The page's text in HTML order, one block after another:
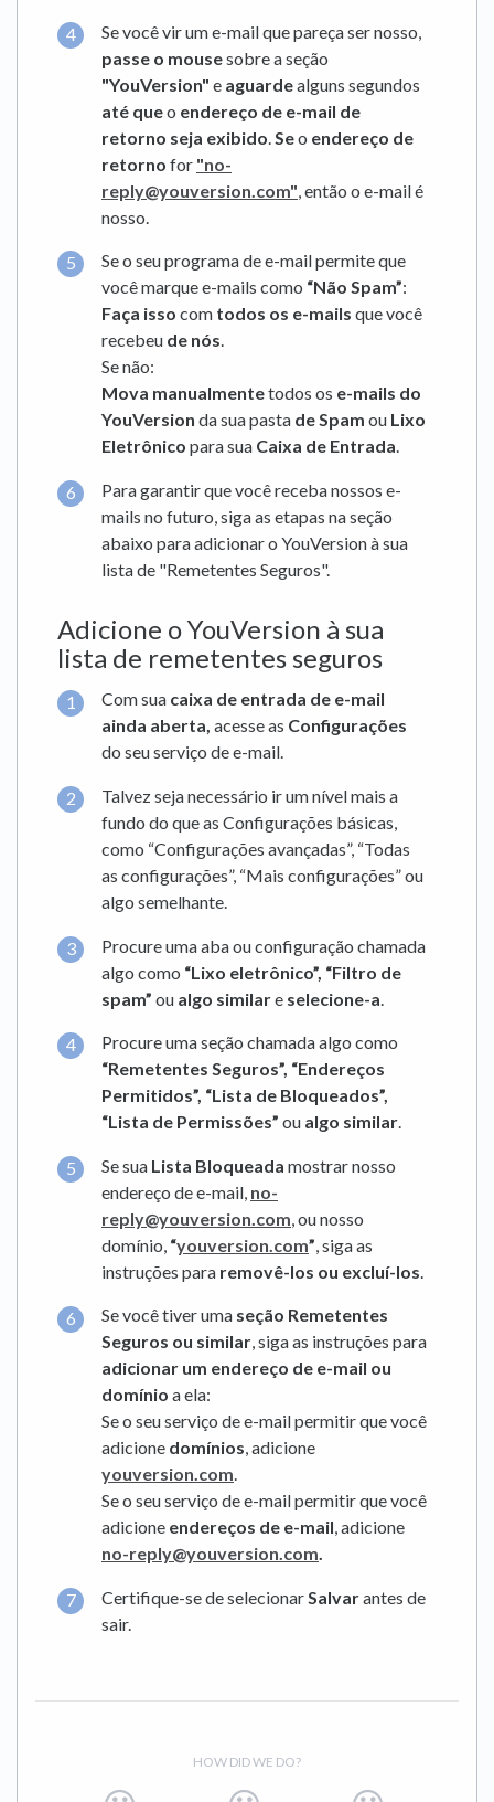
Se você vir um e-mail que pareça ser nosso,
passe o mousesobre a seção
"YouVersion" e aguardealguns segundos
até queo endereço de e-mail de
retorno seja exibido Seo endereço de
retorno for "no-
reply@youversion.com" , então o e-mail é
nosso.
Se o seu programa de e-mail permite que
você marque e-mails como “Não Spam”:
Faça isso com todos os e-mails que você
recebeu de nós.
Se não:
Mova manualmentetodos os e-mails do
YouVersion da sua pasta de Spam ou Lixo
Eletrônico para sua Caixa de Entrada.
Para garantir que você receba nossos e-
mails no futuro, siga as etapas na seção
abaixo para adicionar o YouVersion à sua
lista de "Remetentes Seguros".
Adicione o YouVersion à sua
lista de remetentes seguros
Com sua caixa de entrada de e-mail
ainda aberta, acesse as Configurações
do seu serviço de e-mail.
Talvez seja necessário ir um nível mais a
fundo do que as Configurações básicas,
como “Configurações avançadas”, “Todas
as configurações”, “Mais configurações” ou
algo semelhante.
Procure uma aba ou configuração chamada
algo como “Lixo eletrônico”, “Filtro de
spam” ou algo similare selecione-a
Procure uma seção chamada algo como
“Remetentes Seguros”, “Endereços
Permitidos”, “Lista de Bloqueados”,
“Lista de Permissões” ou algo similar.
Se sua Lista Bloqueada mostrar nosso
endereço de e-mail, no-
reply@youversion.com , ou nosso
domínio, “youversion.com” , siga as
instruções para removê-los ou excluí-los
Se você tiver uma seção Remetentes
Seguros ou similar, siga as instruções para
adicionar um endereço de e-mail ou
domínio a ela:
Se o seu serviço de e-mail permitir que você
adicione domínios, adicione
youversion.com.
Se o seu serviço de e-mail permitir que você
adicione endereços de e-mail, adicione
no-reply@youversion.com.
Certifique-se de selecionarSalvarantes de
sair.
HOW DID WE DO?